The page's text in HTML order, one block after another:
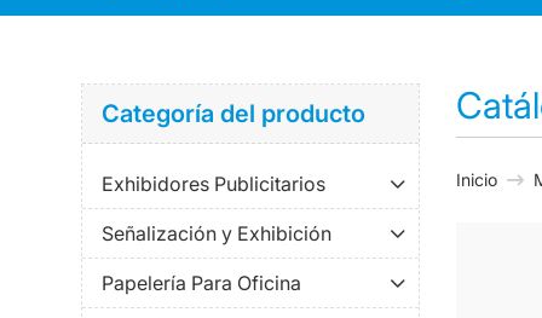
Categoría del producto
Exhibidores Publicitarios
Señalización y Exhibición
Papelería Para Oficina
Inicio